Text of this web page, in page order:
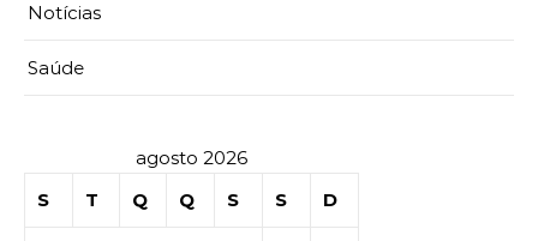
Notícias
Saúde
agosto 2026
S
T Q Q S S D